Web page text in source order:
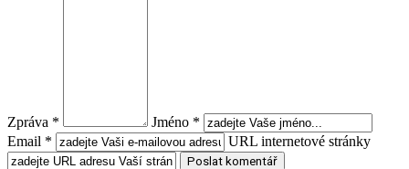
Zpráva *
Jméno *
Email *
URL internetové stránky